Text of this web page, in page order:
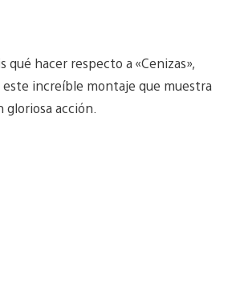
qué hacer respecto a «Cenizas»,
este increíble montaje que muestra
gloriosa acción.